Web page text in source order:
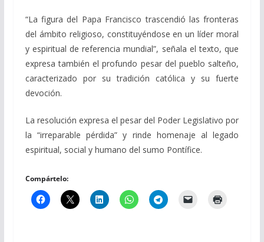
“La figura del Papa Francisco trascendió las fronteras
del ámbito religioso, constituyéndose en un líder moral
y espiritual de referencia mundial”, señala el texto, que
expresa también el profundo pesar del pueblo salteño,
caracterizado por su tradición católica y su fuerte
devoción.
La resolución expresa el pesar del Poder Legislativo por
la “irreparable pérdida” y rinde homenaje al legado
espiritual, social y humano del sumo Pontífice.
Compártelo: